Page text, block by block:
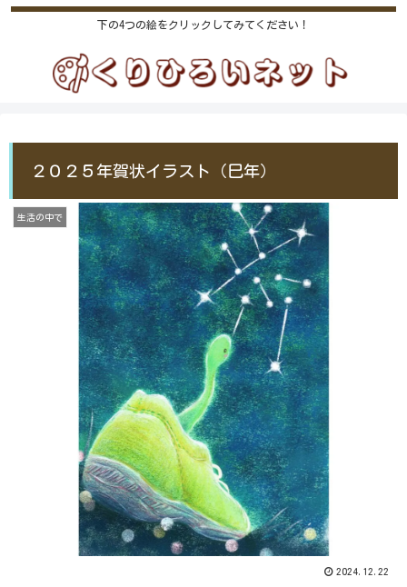
下の4つの絵をクリックしてみてください！
２０２５年賀状イラスト（巳年）
生活の中で
2024.12.22